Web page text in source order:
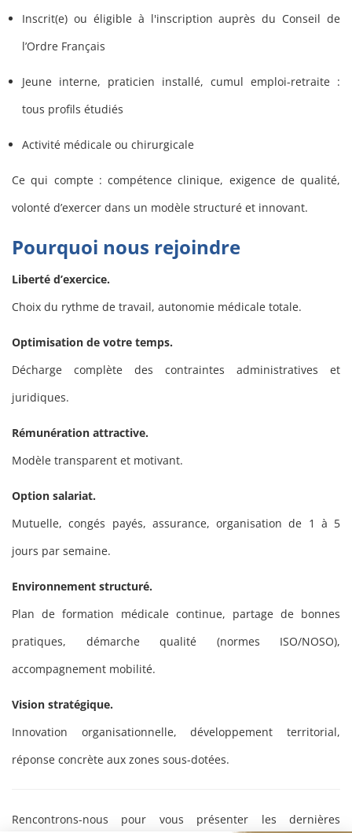
Inscrit(e) ou éligible à l'inscription auprès du Conseil de
l’Ordre Français
Jeune interne, praticien installé, cumul emploi-retraite :
tous profils étudiés
Activité médicale ou chirurgicale
Ce qui compte : compétence clinique, exigence de qualité,
volonté d’exercer dans un modèle structuré et innovant.
Pourquoi nous rejoindre
Liberté d’exercice.
Choix du rythme de travail, autonomie médicale totale.
Optimisation de votre temps.
Décharge complète des contraintes administratives et
juridiques.
Rémunération attractive.
Modèle transparent et motivant.
Option salariat.
Mutuelle, congés payés, assurance, organisation de 1 à 5
jours par semaine.
Environnement structuré.
Plan de formation médicale continue, partage de bonnes
pratiques, démarche qualité (normes ISO/NOSO),
accompagnement mobilité.
Vision stratégique.
Innovation organisationnelle, développement territorial,
réponse concrète aux zones sous-dotées.
Rencontrons-nous pour vous présenter les dernières